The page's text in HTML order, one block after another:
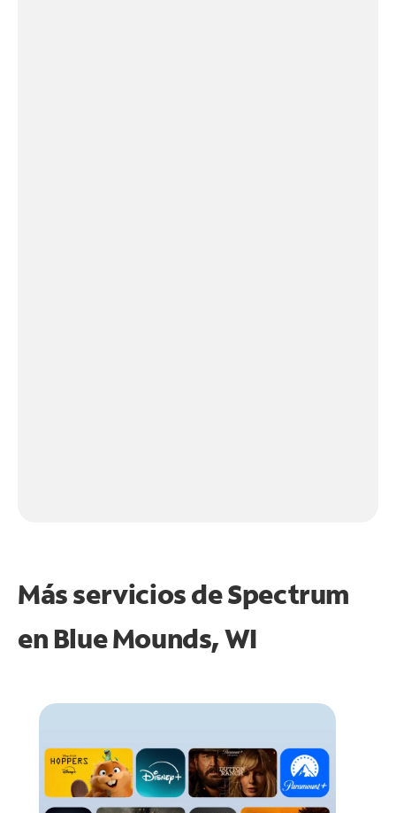
Más servicios de Spectrum
en Blue Mounds, WI